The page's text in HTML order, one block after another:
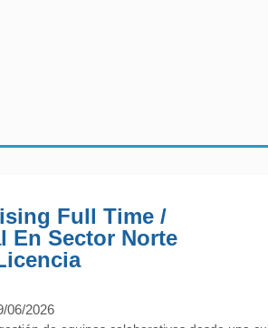
Full Time /
En Sector Norte
06/2026